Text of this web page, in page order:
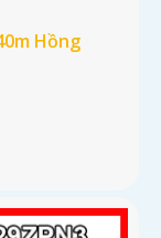
Hồng